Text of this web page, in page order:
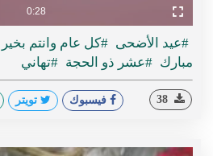
Duration
0:28
0%
Fullscreen
#عيد الأضحى #كل عام وانتم بخير
مبارك #عشر ذو الحجة #تهاني
فيسبوك تويتر